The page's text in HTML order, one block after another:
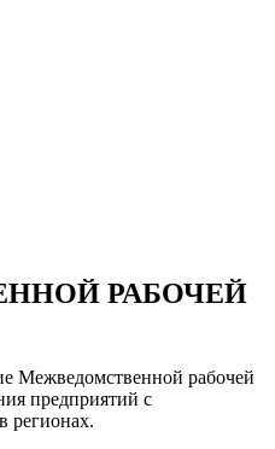
РАБОЧЕЙ
Межведомственной рабочей
предприятий с
регионах.